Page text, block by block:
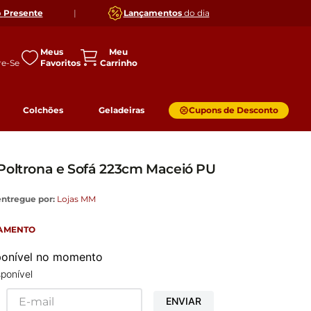
Presente | Lançamentosdo dia
Meus
Favoritos
Colchões Geladeiras Cupons de Desconto
e Sofá 223cm Maceió PU
por: Lojas MM
no momento
ENVIAR